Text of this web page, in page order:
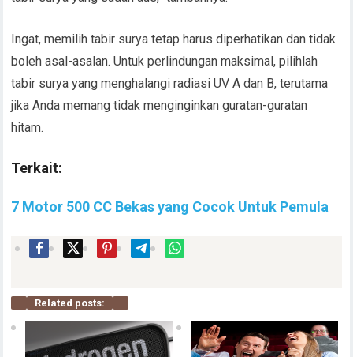
Ingat, memilih tabir surya tetap harus diperhatikan dan tidak
boleh asal-asalan. Untuk perlindungan maksimal, pilihlah
tabir surya yang menghalangi radiasi UV A dan B, terutama
jika Anda memang tidak menginginkan guratan-guratan
hitam.
Terkait:
7 Motor 500 CC Bekas yang Cocok Untuk Pemula
Related posts: